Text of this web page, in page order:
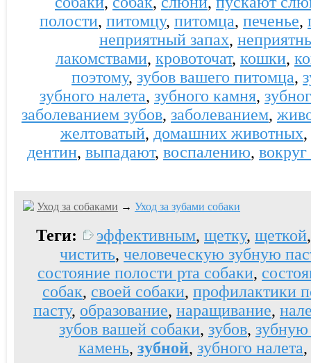
полости, питомцу, питомца, печенье,
неприятный запах,
лакомствами, кровоточат, кошки,
поэтому, зубов вашего питомца,
зубного налета, зубного камня,
заболеванием зубов, заболеванием,
желтоватый, домашних животных,
дентин, выпадают, воспалению, вокруг
Уход за собаками → Уход за зубами собаки
Теги: эффективным, щетку, щеткой
чистить, человеческую зубную
состояние полости рта собаки,
собак, своей собаки, профилактики
пасту, образование, наращивание,
зубов вашей собаки, зубов,
камень, зубной, зубного налета,